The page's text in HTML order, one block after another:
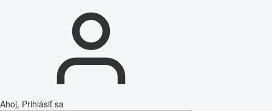
Ahoj, Prihlásiť sa